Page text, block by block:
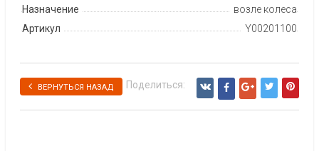
Назначение
возле колеса
Артикул
Y00201100
ВЕРНУТЬСЯ НАЗАД Поделиться: